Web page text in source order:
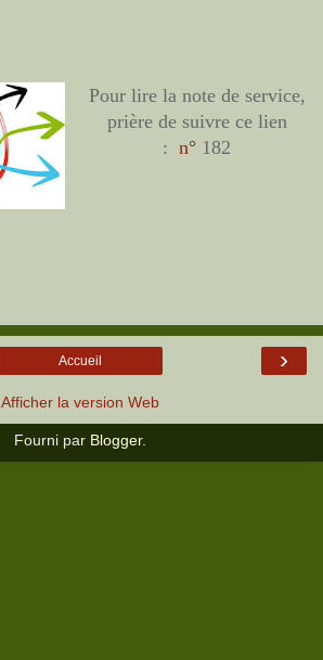
Pour lire la note de service,
prière de suivre ce lien
: n° 182
›
Accueil
Afficher la version Web
Fourni par Blogger.